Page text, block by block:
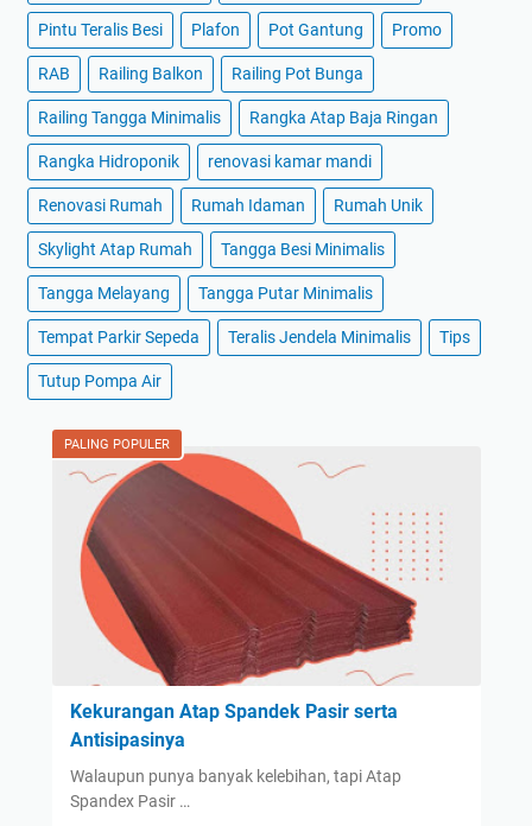
Pintu Teralis Besi Plafon Pot Gantung Promo
RAB Railing Balkon Railing Pot Bunga
Railing Tangga Minimalis Rangka Atap Baja Ringan
Rangka Hidroponik renovasi kamar mandi
Renovasi Rumah Rumah Idaman Rumah Unik
Skylight Atap Rumah Tangga Besi Minimalis
Tangga Melayang Tangga Putar Minimalis
Tempat Parkir Sepeda Teralis Jendela Minimalis Tips
Tutup Pompa Air
PALING POPULER
Kekurangan Atap Spandek Pasir serta
Antisipasinya
Walaupun punya banyak kelebihan, tapi Atap
Spandex Pasir …